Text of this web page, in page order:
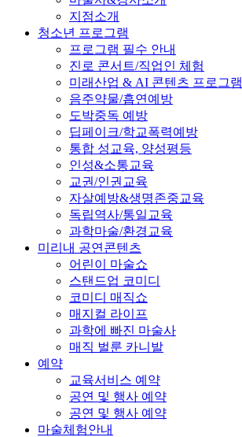
지점소개
청소년 프로그램
프로그램 필수 안내
진로 콘서트/직업인 체험
미래산업 & AI 콘텐츠 프로그램
음주약물/흡연예방
도박중독 예방
딥페이크/학교폭력예방
통합 성교육, 양성평등
인성&소통교육
교권/인권교육
자살예방&생명존중교육
독립역사/통일교육
과학마술/환경교육
미리내 공연콘텐츠
어린이 마술쇼
스탠드업 코미디
코미디 매직쇼
매지컬 라이프
과학에 빠진 마술사
매직 벌룬 카니발
예약
교육서비스 예약
공연 및 행사 예약
공연 및 행사 예약
마술체험안내